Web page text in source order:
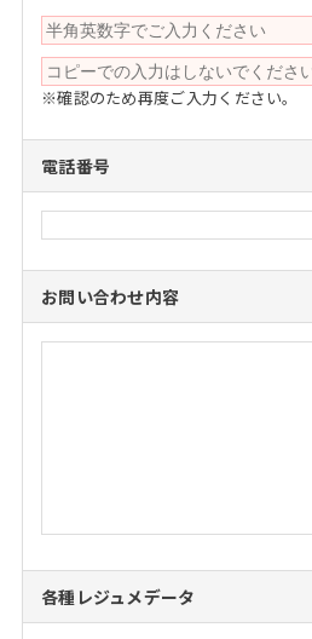
※確認のため再度ご入力ください。
電話番号
お問い合わせ内容
各種レジュメデータ